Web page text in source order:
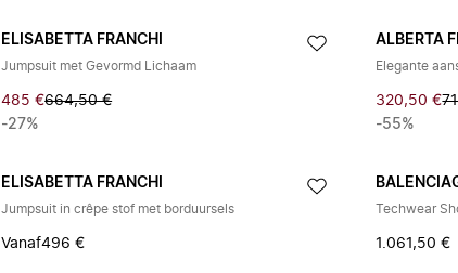
ELISABETTA FRANCHI
Jumpsuit met Gevormd Lichaam
485 €664,50 €
-27%
ALBERTA
Elegante
320,50 €
-55%
ELISABETTA FRANCHI
Jumpsuit in crêpe stof met borduursels
Vanaf496 €
Techwear
1.061,50 €